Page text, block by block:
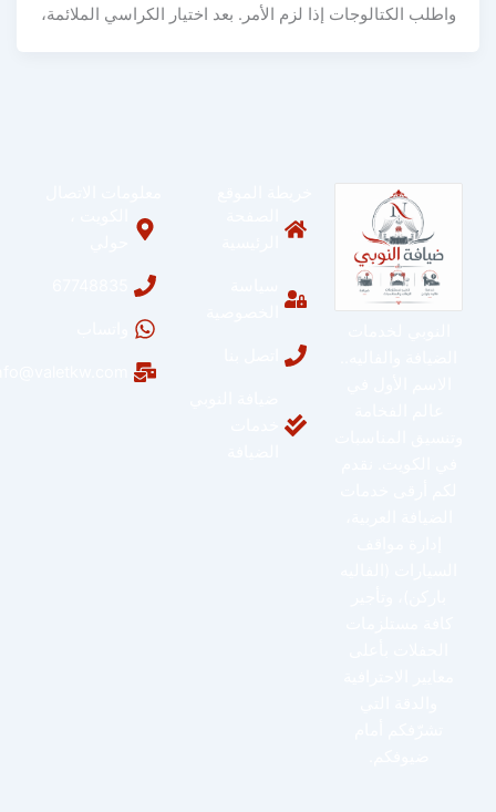
واطلب الكتالوجات إذا لزم الأمر. بعد اختيار الكراسي الملائمة،
الرئيسية
الخصوصية
اتصل بنا
خدمات
67748835
واتساب
info@valetkw.com